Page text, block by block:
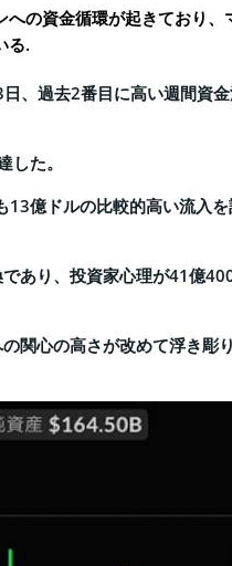
の資金循環が起きており、
る.
、過去2番目に高い週間資
た。
13億ドルの比較的高い流入
あり、投資家心理が41億
関心の高さが改めて浮き彫